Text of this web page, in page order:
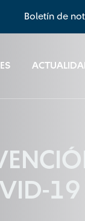
Boletín de
19